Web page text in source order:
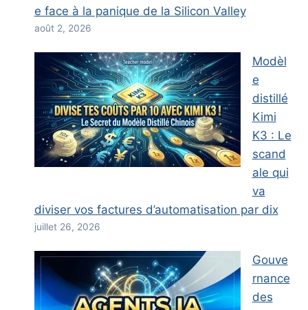
e face à la panique de la Silicon Valley
août 2, 2026
Modèl
e
distillé
Kimi
K3 : Le
scand
ale qui
va
diviser vos factures d’automatisation par dix
juillet 26, 2026
Gouve
rnance
des